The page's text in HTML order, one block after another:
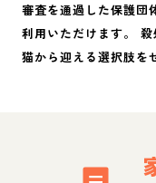
審査を通過した保護団
利用いただけます。
猫から迎える選択肢を